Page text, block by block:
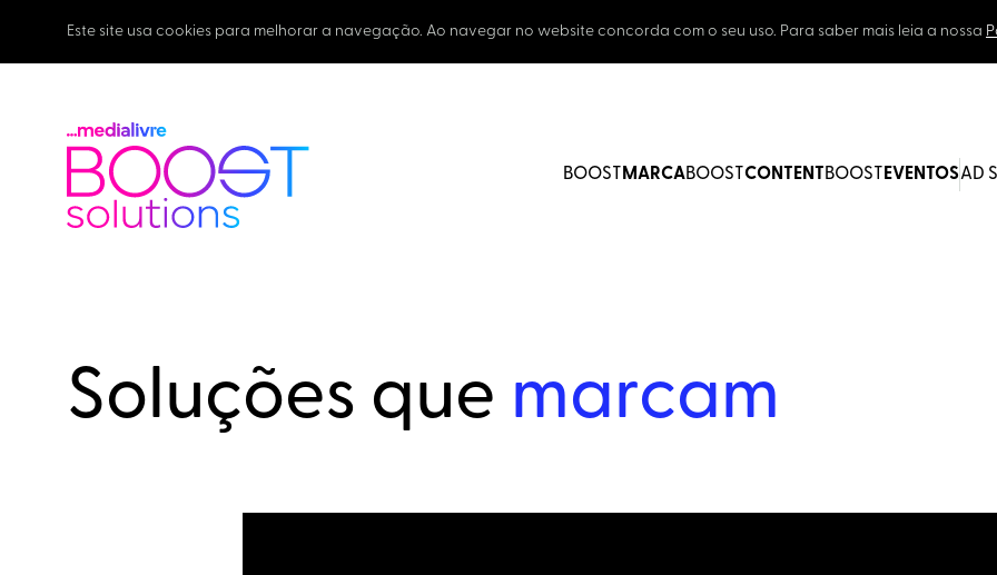
Este site usa cookies para melhorar a navegação. Ao navegar no website concorda com o seu uso. Para saber mais leia a nossa
BOOST MARCABOOST CONTENT BOOST EVENTOSAD
Soluções que marcam